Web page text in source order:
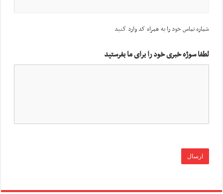
شماره تماس خود را به همراه کد وارد کنید
لطفا سوژه خبری خود را برای ما بفرستید